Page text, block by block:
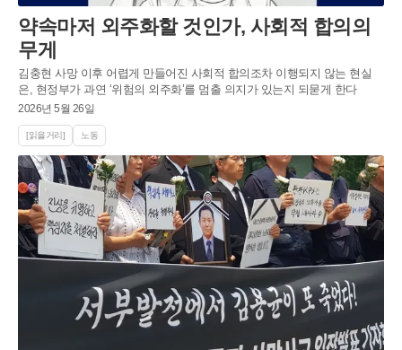
약속마저 외주화할 것인가, 사회적 합의의
무게
김충현 사망 이후 어렵게 만들어진 사회적 합의조차 이행되지 않는 현실
은, 현정부가 과연 ‘위험의 외주화’를 멈출 의지가 있는지 되묻게 한다
2026년 5월 26일
[읽을거리] 노동